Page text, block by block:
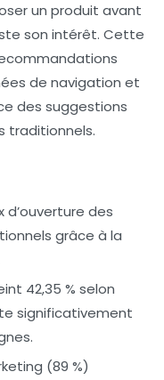
un produit avant
son intérêt. Cette
de navigation et
des suggestions
traditionnels.
d’ouverture des
grâce à la
42,35 % selon
significativement
(89 %)